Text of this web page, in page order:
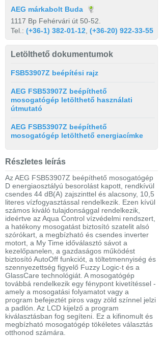
AEG márkabolt Buda
1117 Bp Fehérvári út 50-52.
Tel.: (+36-1) 382-01-12 (+36-20) 922-33-55
Letölthető dokumentumok
FSB53907Z beépítési rajz
AEG FSB53907Z beépíthető
mosogatógép letölthető használati
útmutató
AEG FSB53907Z beépíthető
mosogatógép letölthető energiacímke
Részletes leírás
Az AEG FSB53907Z beépíthető mosogatógép
D energiaosztályú besorolást kapott, rendkívül
csendes 44 dB(A) zajszinttel és alacsony, 10,5
literes vízfogyasztással rendelkezik. Ezen kívül
számos kiváló tulajdonsággal rendelkezik,
ideértve az Aqua Control vízvédelmi rendszert,
a hatékony mosogatást biztosító szatelit alsó
szórókart, a megbízható és csendes inverter
motort, a My Time időválasztó sávot a
kezelőpanelen, a gazdaságos működést
biztosító AutoOff funkciót, a töltetmennyiség és
szennyezettség figyelő Fuzzy Logic-t és a
GlassCare technológiát. A mosogatógép
továbbá rendelkezik egy fénypont kivetítéssel -
amely a mosogatási folyamatot vagy a
program befejeztét piros vagy zöld színnel jelzi
a padlón. Az LCD kijelző a program
kiválasztásban fog segíteni. Ez a kifinomult és
megbízható mosogatógép tökéletes választás
otthonod számára.